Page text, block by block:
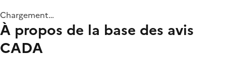
Chargement…
À propos de la base des avis
CADA